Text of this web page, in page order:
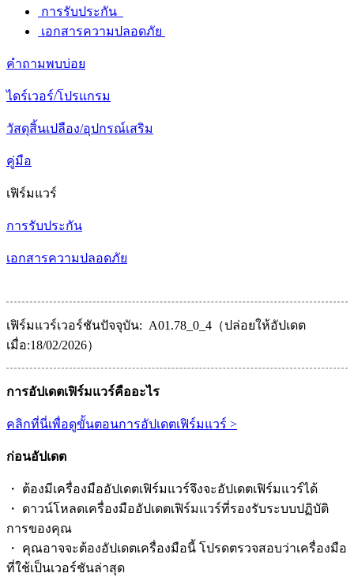
การรับประกัน
เอกสารความปลอดภัย
คำถามพบบ่อย
ไดร์เวอร์/โปรแกรม
วัสดุสิ้นเปลือง/อุปกรณ์เสริม
คู่มือ
เฟิร์มแวร์
การรับประกัน
เอกสารความปลอดภัย
เฟิร์มแวร์เวอร์ชันปัจจุบัน: A01.78_0_4（ปล่อยให้อัปเดต
เมื่อ:18/02/2026）
การอัปเดตเฟิร์มแวร์คืออะไร
คลิกที่นี่เพื่อดูขั้นตอนการอัปเดตเฟิร์มแวร์ >
ก่อนอัปเดต
・ ต้องมีเครื่องมืออัปเดตเฟิร์มแวร์จึงจะอัปเดตเฟิร์มแวร์ได้
・ ดาวน์โหลดเครื่องมืออัปเดตเฟิร์มแวร์ที่รองรับระบบปฏิบัติ
การของคุณ
・ คุณอาจจะต้องอัปเดตเครื่องมือนี้ โปรดตรวจสอบว่าเครื่องมือ
ที่ใช้เป็นเวอร์ชันล่าสุด